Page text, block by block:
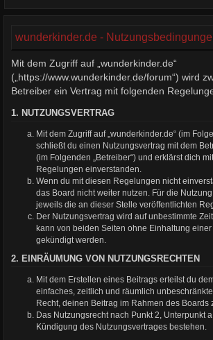
wunderkinder.de -
Mit dem Zugriff auf „wunderkinder.de“
(„https://www.wunderkinder.de/forum“) wird
Betreiber ein Vertrag mit folgenden
1. NUTZUNGSVERTRAG
Mit dem Zugriff auf „wunderkinder.de“ (im
schließt du einen Nutzungsvertrag mit dem
(im Folgenden „Betreiber“) und erklärst dich
Regelungen einverstanden.
Wenn du mit diesen Regelungen nicht
das Board nicht weiter nutzen. Für die
jeweils die an dieser Stelle veröffentlichten
Der Nutzungsvertrag wird auf unbestimmte
kann von beiden Seiten ohne Einhaltung
gekündigt werden.
2. EINRÄUMUNG VON NUTZUNGSRECHTEN
Mit dem Erstellen eines Beitrags erteilst du
einfaches, zeitlich und räumlich
Recht, deinen Beitrag im Rahmen des Boards
Das Nutzungsrecht nach Punkt 2, Unterpunkt
Kündigung des Nutzungsvertrages bestehen.